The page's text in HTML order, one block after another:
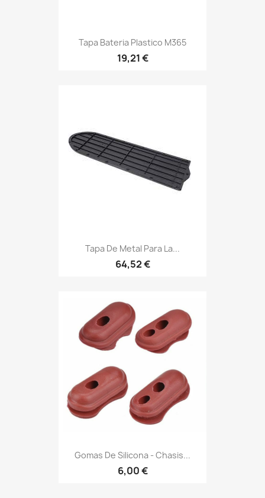
Tapa Bateria Plastico M365
19,21 €
Tapa De Metal Para La...
64,52 €
Gomas De Silicona - Chasis...
6,00 €